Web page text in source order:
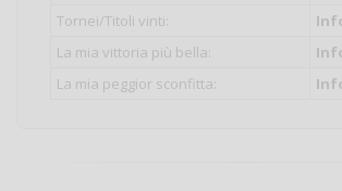
Tornei/Titoli vinti:
La mia vittoria più bella:
La mia peggior sconfitta: